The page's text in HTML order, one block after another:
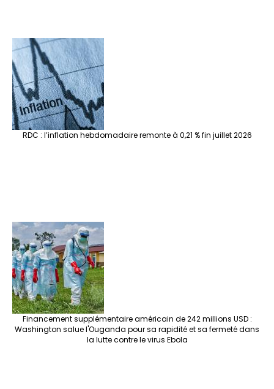
RDC : l’inflation hebdomadaire remonte à 0,21 % fin juillet 2026
Financement supplémentaire américain de 242 millions USD :
Washington salue l'Ouganda pour sa rapidité et sa fermeté dans
la lutte contre le virus Ebola